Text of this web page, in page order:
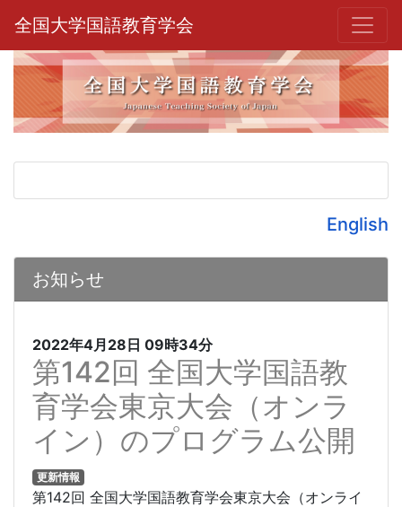
全国大学国語教育学会
English
お知らせ
2022年4月28日 09時34分
第142回 全国大学国語教
育学会東京大会（オンラ
イン）のプログラム公開
更新情報
第142回 全国大学国語教育学会東京大会（オンライ